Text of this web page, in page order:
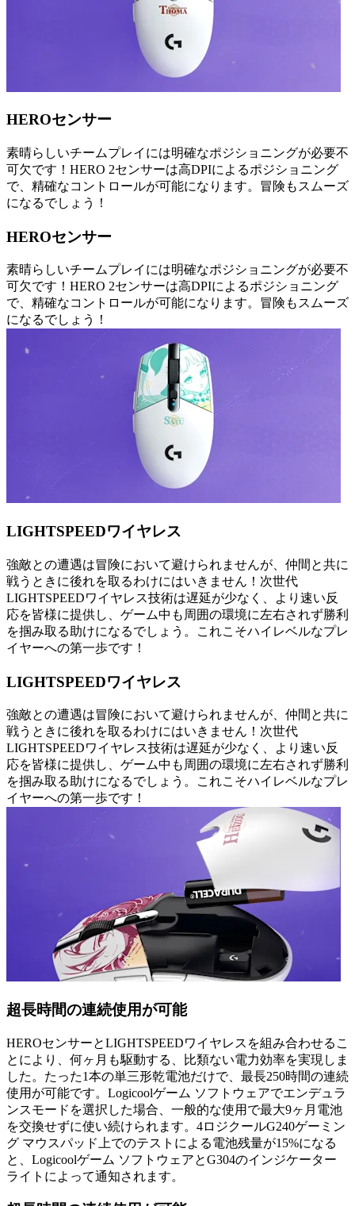
HEROセンサー
素晴らしいチームプレイには明確なポジショニングが必要不
可欠です！HERO 2センサーは高DPIによるポジショニング
で、精確なコントロールが可能になります。冒険もスムーズ
になるでしょう！
HEROセンサー
素晴らしいチームプレイには明確なポジショニングが必要不
可欠です！HERO 2センサーは高DPIによるポジショニング
で、精確なコントロールが可能になります。冒険もスムーズ
になるでしょう！
LIGHTSPEEDワイヤレス
強敵との遭遇は冒険において避けられませんが、仲間と共に
戦うときに後れを取るわけにはいきません！次世代
LIGHTSPEEDワイヤレス技術は遅延が少なく、より速い反
応を皆様に提供し、ゲーム中も周囲の環境に左右されず勝利
を掴み取る助けになるでしょう。これこそハイレベルなプレ
イヤーへの第一歩です！
LIGHTSPEEDワイヤレス
強敵との遭遇は冒険において避けられませんが、仲間と共に
戦うときに後れを取るわけにはいきません！次世代
LIGHTSPEEDワイヤレス技術は遅延が少なく、より速い反
応を皆様に提供し、ゲーム中も周囲の環境に左右されず勝利
を掴み取る助けになるでしょう。これこそハイレベルなプレ
イヤーへの第一歩です！
超長時間の連続使用が可能
HEROセンサーとLIGHTSPEEDワイヤレスを組み合わせるこ
とにより、何ヶ月も駆動する、比類ない電力効率を実現しま
した。たった1本の単三形乾電池だけで、最長250時間の連続
使用が可能です。Logicoolゲーム ソフトウェアでエンデュラ
ンスモードを選択した場合、一般的な使用で最大9ヶ月電池
を交換せずに使い続けられます。4ロジクールG240ゲーミン
グ マウスパッド上でのテストによる電池残量が15%になる
と、Logicoolゲーム ソフトウェアとG304のインジケーター
ライトによって通知されます。